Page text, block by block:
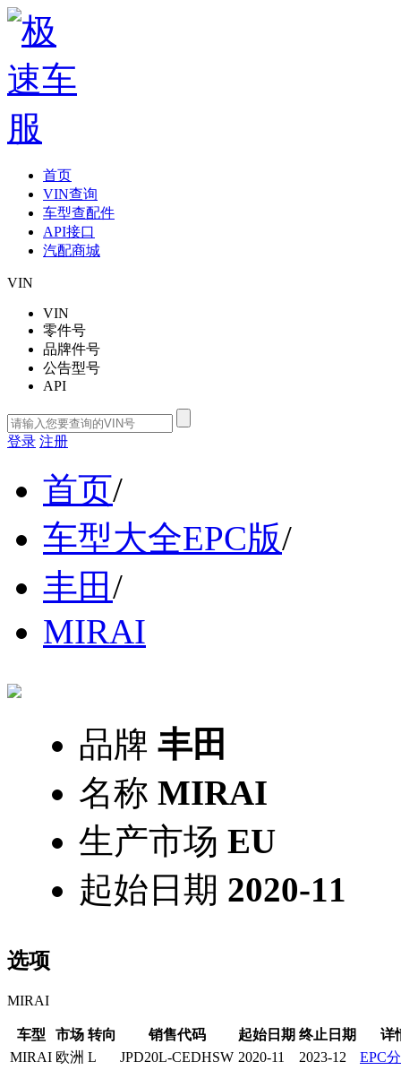
首页
VIN查询
车型查配件
API接口
汽配商城
VIN
VIN
零件号
品牌件号
公告型号
API
登录 注册
首页/
车型大全EPC版/
丰田 /
MIRAI
品牌 丰田
名称 MIRAI
生产市场 EU
起始日期 2020-11
选项
MIRAI
车型 市场 转向 销售代码 起始日期 终止日期
详
MIRAI 欧洲 L JPD20L-CEDHSW 2020-11 2023-12
EPC